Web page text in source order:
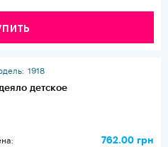
1918
детское
762.00 грн